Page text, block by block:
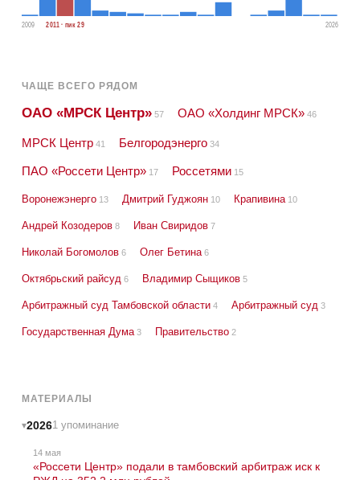
2009 2011 · пик 29 2026
ЧАЩЕ ВСЕГО РЯДОМ
ОАО «МРСК Центр» 57 ОАО «Холдинг МРСК» 46
МРСК Центр 41 Белгородэнерго 34
ПАО «Россети Центр» 17 Россетями 15
Воронежэнерго 13 Дмитрий Гуджоян 10 Крапивина 10
Андрей Козодеров 8 Иван Свиридов 7
Николай Богомолов 6 Олег Бетина 6
Октябрьский райсуд 6 Владимир Сыщиков 5
Арбитражный суд Тамбовской области 4 Арбитражный суд 3
Государственная Дума 3 Правительство 2
МАТЕРИАЛЫ
20261 упоминание
14 мая
«Россети Центр» подали в тамбовский арбитраж иск к